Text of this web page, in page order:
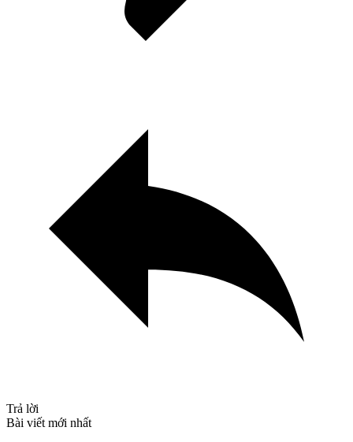
Trả lời
Bài viết mới nhất